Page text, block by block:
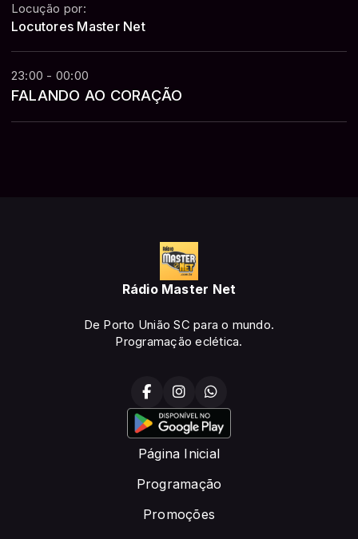
Locução por:
Locutores Master Net
23:00 - 00:00
FALANDO AO CORAÇÃO
Rádio Master Net
De Porto União SC para o mundo.
Programação eclética.
Página Inicial
Programação
Promoções